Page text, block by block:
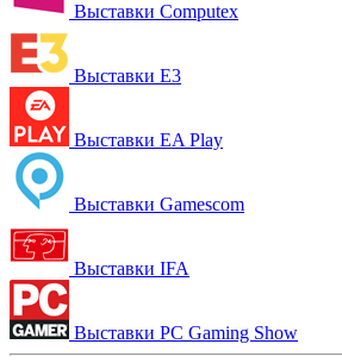
Выставки Computex
Выставки E3
Выставки EA Play
Выставки Gamescom
Выставки IFA
Выставки PC Gaming Show